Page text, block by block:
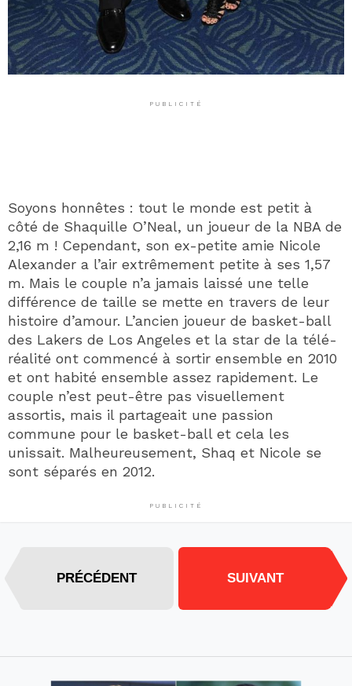
PUBLICITÉ
Soyons honnêtes : tout le monde est petit à
côté de Shaquille O’Neal, un joueur de la NBA de
2,16 m ! Cependant, son ex-petite amie Nicole
Alexander a l’air extrêmement petite à ses 1,57
m. Mais le couple n’a jamais laissé une telle
différence de taille se mette en travers de leur
histoire d’amour. L’ancien joueur de basket-ball
des Lakers de Los Angeles et la star de la télé-
réalité ont commencé à sortir ensemble en 2010
et ont habité ensemble assez rapidement. Le
couple n’est peut-être pas visuellement
assortis, mais il partageait une passion
commune pour le basket-ball et cela les
unissait. Malheureusement, Shaq et Nicole se
sont séparés en 2012.
PUBLICITÉ
PRÉCÉDENT SUIVANT